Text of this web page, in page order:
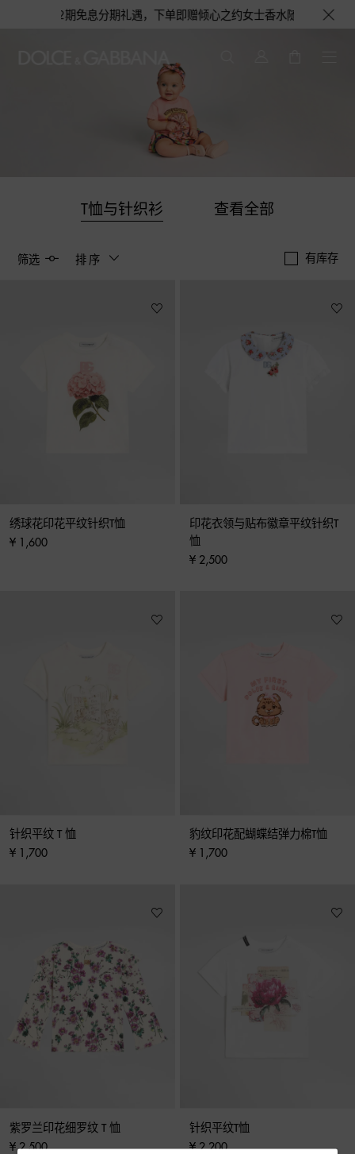
高12期免息分期礼遇，下单即赠倾心之约女士香水随行装1.5ML，
T恤与针织衫 查看全部
筛选 排序 有库存
绣球花印花平纹针织T恤
¥ 1,600
印花衣领与贴布徽章平纹针织T
恤
¥ 2,500
针织平纹 T 恤
¥ 1,700
豹纹印花配蝴蝶结弹力棉T恤
¥ 1,700
紫罗兰印花细罗纹 T 恤
¥ 2,500
针织平纹T恤
¥ 2,200